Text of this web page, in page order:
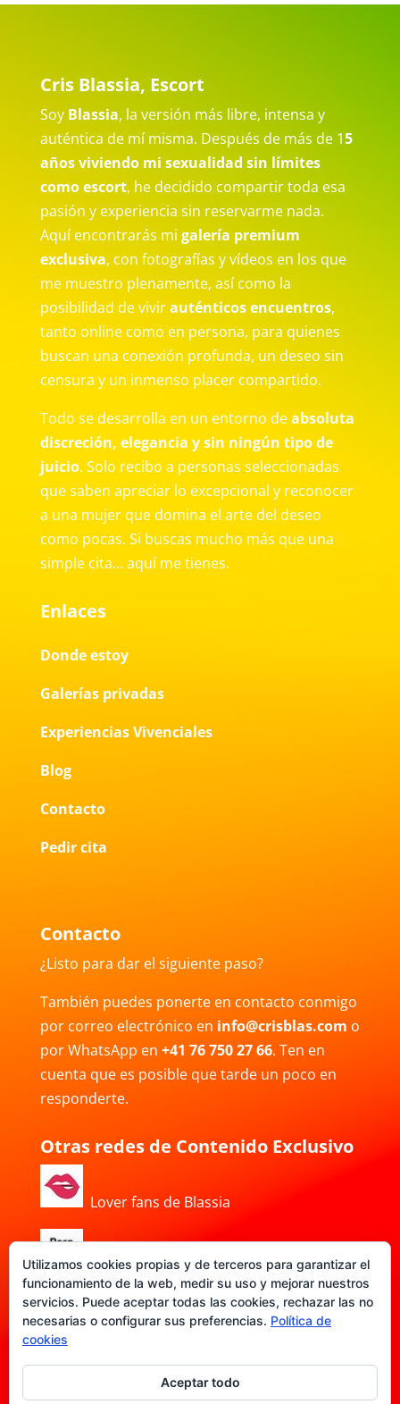
Cris Blassia, Escort
Soy Blassia, la versión más libre, intensa y
auténtica de mí misma. Después de más de 15
años viviendo mi sexualidad sin límites
como escort, he decidido compartir toda esa
pasión y experiencia sin reservarme nada.
Aquí encontrarás mi galería premium
exclusiva, con fotografías y vídeos en los que
me muestro plenamente, así como la
posibilidad de vivirauténticos encuentros,
tanto online como en persona, para quienes
buscan una conexión profunda, un deseo sin
censura y un inmenso placer compartido.
Todo se desarrolla en un entorno deabsoluta
discreción, elegancia y sin ningún tipo de
juicio. Solo recibo a personas seleccionadas
que saben apreciar lo excepcional y reconocer
a una mujer que domina el arte del deseo
como pocas. Si buscas mucho más que una
simple cita… aquí me tienes.
Enlaces
Donde estoy
Galerías privadas
Experiencias Vivenciales
Blog
Contacto
Pedir cita
Contacto
¿Listo para dar el siguiente paso?
También puedes ponerte en contacto conmigo
por correo electrónico en info@crisblas.com o
por WhatsApp en +41 76 750 27 66. Ten en
cuenta que es posible que tarde un poco en
responderte.
Otras redes de Contenido Exclusivo
Lover fans de Blassia
Porn Hub de Blassia
DATE-FANS de Blassia
Utilizamos cookies propias y de terceros para garantizar el
funcionamiento de la web, medir su uso y mejorar nuestros
servicios. Puede aceptar todas las cookies, rechazar las no
necesarias o configurar sus preferencias. Política de
cookies
Aceptar todo